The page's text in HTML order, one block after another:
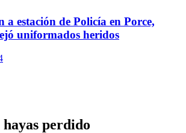
a estación de Policía en Porce,
uniformados heridos
hayas perdido